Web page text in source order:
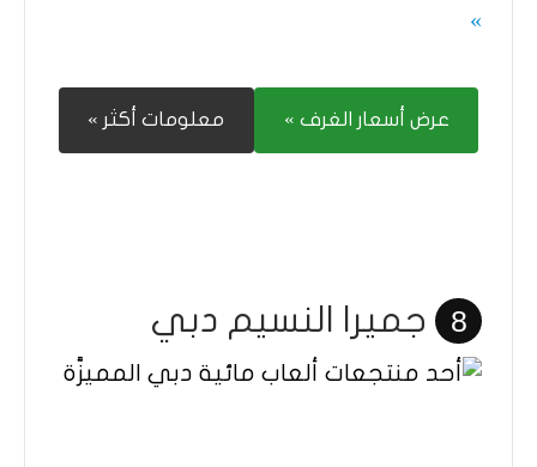
»
عرض أسعار الغرف » معلومات أكثر »
8 جميرا النسيم دبي